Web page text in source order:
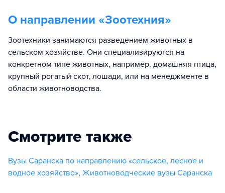
О направлении «Зоотехния»
Зоотехники занимаются разведением животных в
сельском хозяйстве. Они специализируются на
конкретном типе животных, например, домашняя птица,
крупный рогатый скот, лошади, или на менеджменте в
области животноводства.
Смотрите также
Вузы Саранска по направлению «сельское, лесное и
водное хозяйство», Животноводческие вузы Саранска